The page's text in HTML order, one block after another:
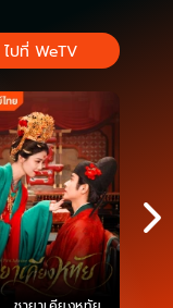
ไปที่ WeTV